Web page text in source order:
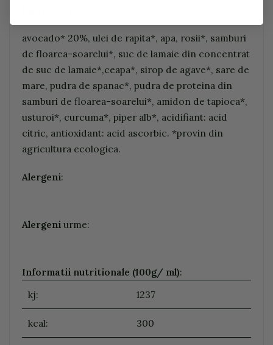
avocado* 20%, ulei de rapita*, apa, rosii*, samburi
de floarea-soarelui*, suc de lamaie din concentrat
de suc de lamaie*,ceapa*, sirop de agave*, sare de
mare, pudra de spanac*, pudra de proteina din
samburi de floarea-soarelui*, amidon de tapioca*,
usturoi*, curcuma*, piper alb*, acidifiant: acid
citric, antioxidant: acid ascorbic. *provin din
agricultura ecologica.
Alergeni:
Alergeni urme:
Informatii nutritionale (100g/ ml):
kj:
1237
kcal: 300